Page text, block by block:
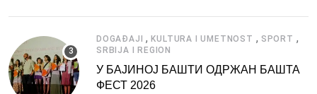
DOGAĐAJI ,KULTURA I UMETNOST , SPORT ,
SRBIJA I REGION
У БАЈИНОЈ БАШТИ ОДРЖАН БАШТА
ФЕСТ 2026